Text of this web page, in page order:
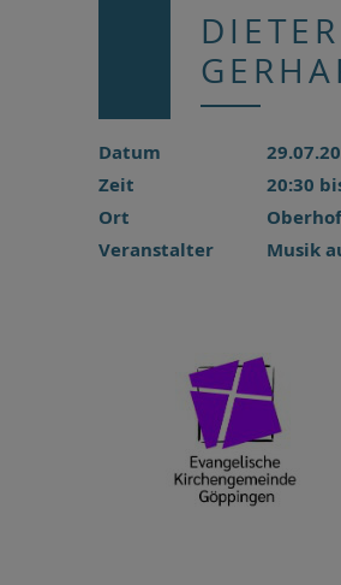
Datum
Zeit
20:30
Ort
Veranstalter
Musik